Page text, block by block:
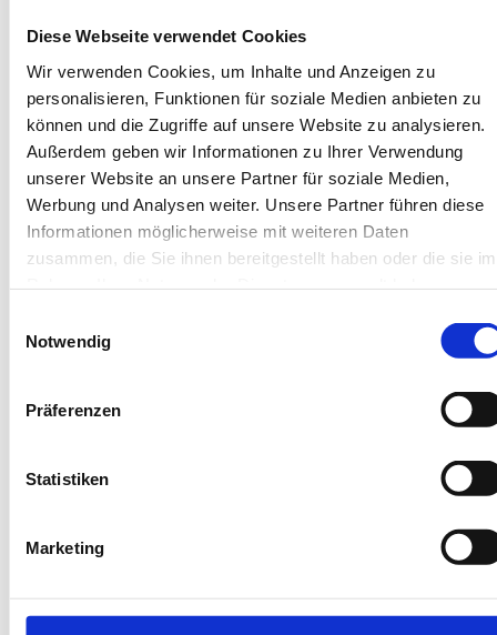
Diese Webseite verwendet Cookies
Wir verwenden Cookies, um Inhalte und Anzeigen zu
personalisieren, Funktionen für soziale Medien anbieten zu
können und die Zugriffe auf unsere Website zu analysieren.
Außerdem geben wir Informationen zu Ihrer Verwendung
unserer Website an unsere Partner für soziale Medien,
Werbung und Analysen weiter. Unsere Partner führen diese
Informationen möglicherweise mit weiteren Daten
zusammen, die Sie ihnen bereitgestellt haben oder die sie im
Notwendig
Präferenzen
Statistiken
Marketing
Blanke Fenne 2b, 26757 Borkum
Diese Unterkunft teilen:
Diese Unterkünfte werden
Ähnliche